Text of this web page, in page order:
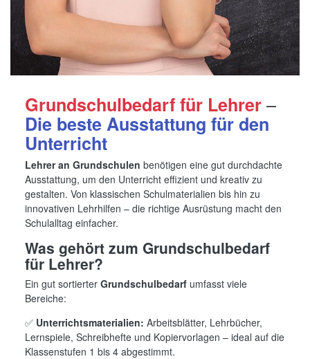
Grundschulbedarf für Lehrer–
Die beste Ausstattung für den
Unterricht
Lehrer an Grundschulen benötigen eine gut durchdachte
Ausstattung, um den Unterricht effizient und kreativ zu
gestalten. Von klassischen Schulmaterialien bis hin zu
innovativen Lehrhilfen – die richtige Ausrüstung macht den
Schulalltag einfacher.
Was gehört zum Grundschulbedarf
für Lehrer?
Ein gut sortierter Grundschulbedarf umfasst viele
Bereiche:
✅ Unterrichtsmaterialien: Arbeitsblätter, Lehrbücher,
Lernspiele, Schreibhefte und Kopiervorlagen – ideal auf die
Klassenstufen 1 bis 4 abgestimmt.